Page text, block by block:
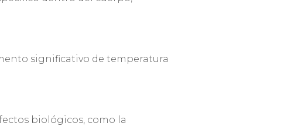
significativo de temperatura
biológicos, como la